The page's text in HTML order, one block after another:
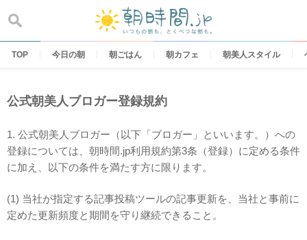
content
TOP 今日の朝 朝ごはん 朝カフェ 朝美人スタイル
公式朝美人ブロガー登録規約
1. 公式朝美人ブロガー（以下「ブロガー」といいます。）への
登録については、朝時間.jp利用規約第3条（登録）に定める条件
に加え、以下の条件を満たす方に限ります。
(1) 当社が指定する記事投稿ツールの記事更新を、当社と事前に
定めた更新頻度と期間を守り継続できること。